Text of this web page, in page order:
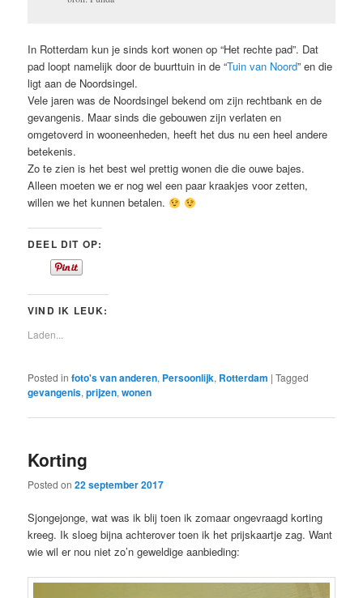
In Rotterdam kun je sinds kort wonen op “Het rechte pad”. Dat
pad loopt namelijk door de buurttuin in de “Tuin van Noord” en die
ligt aan de Noordsingel.
Vele jaren was de Noordsingel bekend om zijn rechtbank en de
gevangenis. Maar sinds die gebouwen zijn verlaten en
omgetoverd in wooneenheden, heeft het dus nu een heel andere
betekenis.
Zo te zien is het best wel prettig wonen die die ouwe bajes.
Alleen moeten we er nog wel een paar kraakjes voor zetten,
willen we het kunnen betalen.
DEEL DIT OP:
VIND IK LEUK:
Laden...
Posted in foto's van anderen, Persoonlijk, Rotterdam |Tagged
gevangenis,prijzen,wonen
Korting
Posted on22 september 2017
Sjongejonge, wat was ik blij toen ik zomaar ongevraagd korting
kreeg. Ik sloeg bijna achterover toen ik het prijskaartje zag. Want
wie wil er nou niet zo’n geweldige aanbieding: